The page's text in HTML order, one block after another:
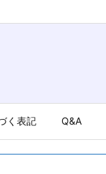
く表記 Q&A